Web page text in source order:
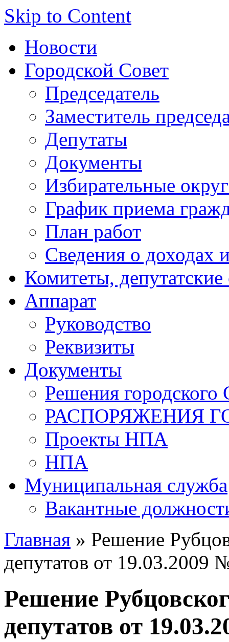
Skip to Content
Новости
Городской Совет
Председатель
Заместитель
Депутаты
Документы
Избирательные
График приема
План работ
Сведения о доходах
Комитеты,
Аппарат
Руководство
Реквизиты
Документы
Решения городского
РАСПОРЯЖЕНИЯ
Проекты НПА
НПА
Муниципальная служба
Вакантные
Главная » Решение
депутатов от 19.03.2009
Решение
депутатов от